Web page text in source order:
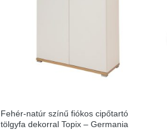
Fehér-natúr színű fiókos cipőtartó
tölgyfa dekorral Topix – Germania